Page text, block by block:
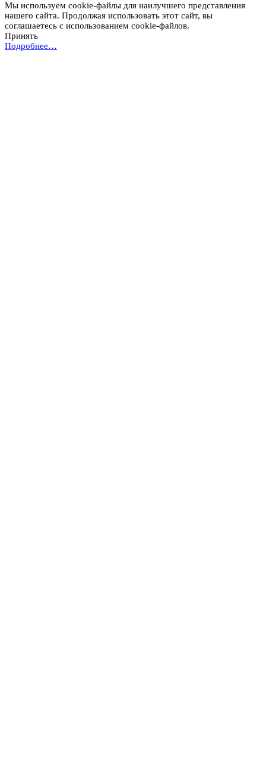
Мы используем cookie-файлы для наилучшего представления
нашего сайта. Продолжая использовать этот сайт, вы
соглашаетесь с использованием cookie-файлов.
Принять
Подробнее…